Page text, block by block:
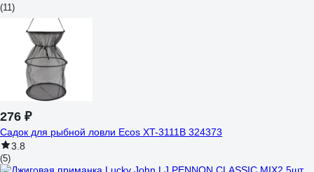
(11)
276 ₽
Садок для рыбной ловли Ecos XT-3111B 324373
3.8
(5)